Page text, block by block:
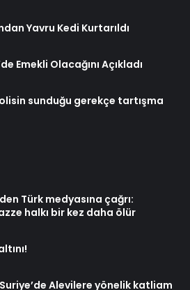
Yavru Kedi Kurtarıldı
Emekli Olacağını Açıkladı
sunduğu gerekçe tartışma
Türk medyasına çağrı:
halkı bir kez daha ölür
Alevilere yönelik katliam